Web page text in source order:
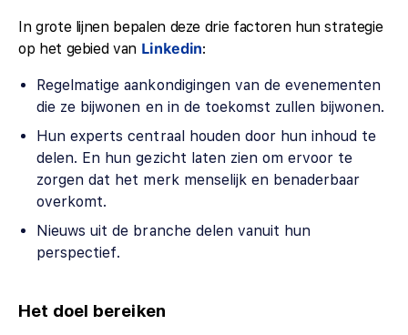
In grote lijnen bepalen deze drie factoren hun strategie
op het gebied van Linkedin:
Regelmatige aankondigingen van de evenementen
die ze bijwonen en in de toekomst zullen bijwonen.
Hun experts centraal houden door hun inhoud te
delen. En hun gezicht laten zien om ervoor te
zorgen dat het merk menselijk en benaderbaar
overkomt.
Nieuws uit de branche delen vanuit hun
perspectief.
Het doel bereiken